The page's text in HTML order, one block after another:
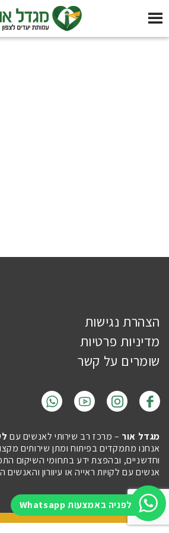
לפניה באמצעות Whatsapp
הצהרת נגישות
מדיניות פרטיות
שומרים על קשר
מגדל אור – מרכז רב שירותי לאנשים עם
אנחנו מתמקדים בפיתוח ומתן שירותים
וחדשניים, ובהפצת ידע בתחומי השיקום
אנשים עם לקויות ראייה או עיוורון
Imaginet